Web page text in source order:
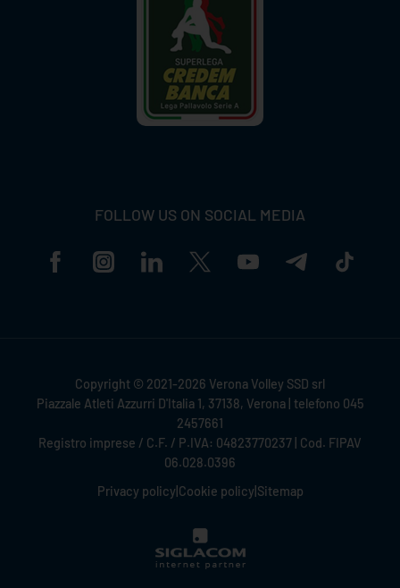
FOLLOW US ON SOCIAL MEDIA
Copyright © 2021-2026 Verona Volley SSD srl
Piazzale Atleti Azzurri D'Italia 1, 37138, Verona | telefono 045
2457661
Registro imprese / C.F. / P.IVA: 04823770237 | Cod. FIPAV
06.028.0396
Privacy policy Cookie policy Sitemap